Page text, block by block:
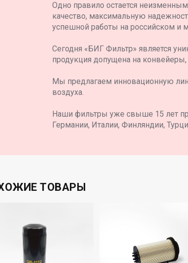
Одно правило остается
качество, максимальную
успешной работы на российском и
Сегодня «БИГ Фильтр» является
продукция допущена на конвейеры,
Мы предлагаем инновационную
воздуха.
Наши фильтры уже свыше 15 лет
Германии, Италии, Финляндии,
ТОВАРЫ